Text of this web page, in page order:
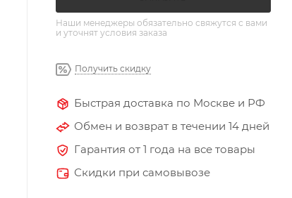
Наши менеджеры обязательно свяжутся с вами
и уточнят условия заказа
Получить скидку
Быстрая доставка по Москве и РФ
Обмен и возврат в течении 14 дней
Гарантия от 1 года на все товары
Скидки при самовывозе